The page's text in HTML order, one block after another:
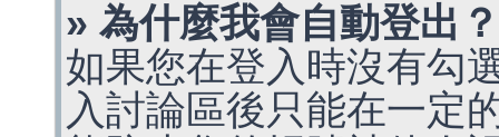
» 為什麼我會自動登出？
如果您在登入時沒有勾
入討論區後只能在一定